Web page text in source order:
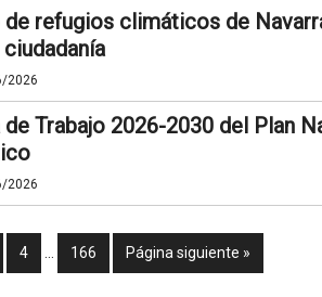
refugios climáticos de
2026
Trabajo 2026-2030 del Plan
2026
4 166 Página siguiente »